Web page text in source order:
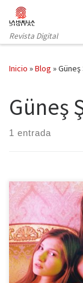
Saltar al contenido
Revista Digital
Inicio »Blog »
Güneş
1 entrada
Este viernes llega
crítico que
jóvenes en las
directora turca-
primer